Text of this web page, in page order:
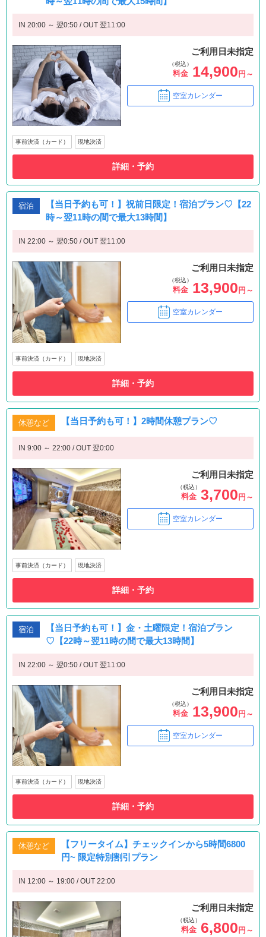
IN 20:00 ～ 翌0:50 / OUT 翌11:00
ご利用日未指定
（税込）
料金 14,900 円～
空室カレンダー
事前決済（カード） 現地決済
詳細・予約
宿泊
【当日予約も可！】祝前日限定！宿泊プラン♡【22
時～翌11時の間で最大13時間】
IN 22:00 ～ 翌0:50 / OUT 翌11:00
ご利用日未指定
（税込）
料金 13,900 円～
空室カレンダー
事前決済（カード） 現地決済
詳細・予約
休憩など 【当日予約も可！】2時間休憩プラン♡
IN 9:00 ～ 22:00 / OUT 翌0:00
ご利用日未指定
（税込）
料金 3,700 円～
空室カレンダー
事前決済（カード） 現地決済
詳細・予約
宿泊
【当日予約も可！】金・土曜限定！宿泊プラン
♡【22時～翌11時の間で最大13時間】
IN 22:00 ～ 翌0:50 / OUT 翌11:00
ご利用日未指定
（税込）
料金 13,900円～
空室カレンダー
事前決済（カード） 現地決済
詳細・予約
休憩など
【フリータイム】チェックインから5時間6800
円~ 限定特別割引プラン
IN 12:00 ～ 19:00 / OUT 22:00
ご利用日未指定
（税込）
料金 6,800 円～